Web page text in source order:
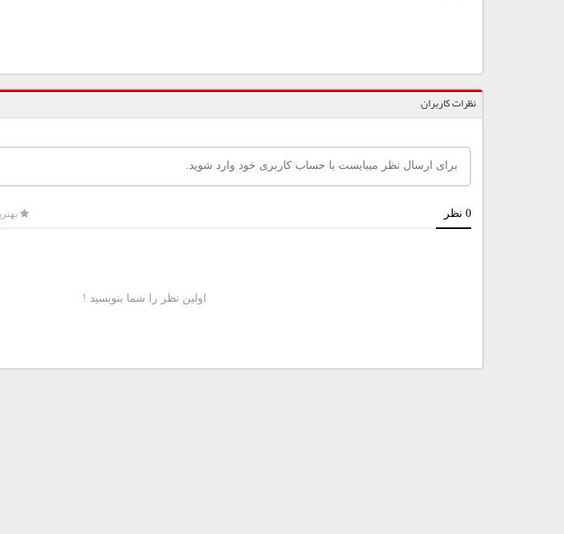
نظرات کاربران